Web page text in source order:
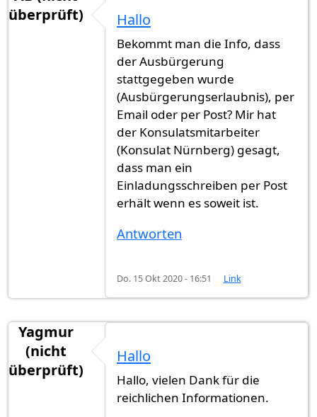
überprüft)
Hallo
Bekommt man die Info, dass
der Ausbürgerung
stattgegeben wurde
(Ausbürgerungserlaubnis), per
Email oder per Post? Mir hat
der Konsulatsmitarbeiter
(Konsulat Nürnberg) gesagt,
dass man ein
Einladungsschreiben per Post
erhält wenn es soweit ist.
Antworten
Do. 15 Okt 2020 - 16:51 Link
Yagmur
(nicht
überprüft)
Hallo
Hallo, vielen Dank für die
reichlichen Informationen.